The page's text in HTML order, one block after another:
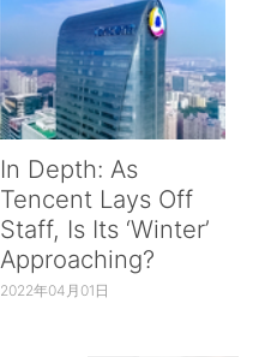
In Depth: As
Tencent Lays Off
Staff, Is Its ‘Winter’
Approaching?
2022年04月01日